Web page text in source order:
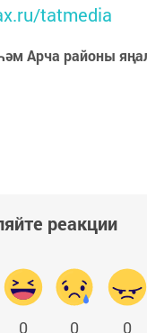
tatmedia
Арча районы
реакции
0 0 0